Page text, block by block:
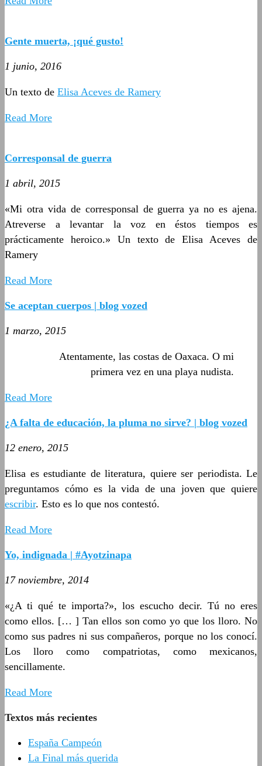
Gente muerta, ¡qué gusto!
1 junio, 2016
Un texto de Elisa Aceves de Ramery
Read More
Corresponsal de guerra
1 abril, 2015
«Mi otra vida de corresponsal de guerra ya no es ajena.
Atreverse a levantar la voz en éstos tiempos es
prácticamente heroico.» Un texto de Elisa Aceves de
Ramery
Read More
Se aceptan cuerpos | blog vozed
1 marzo, 2015
Atentamente, las costas de Oaxaca. O mi
primera vez en una playa nudista.
Read More
¿A falta de educación, la pluma no sirve? | blog vozed
12 enero, 2015
Elisa es estudiante de literatura, quiere ser periodista. Le
preguntamos cómo es la vida de una joven que quiere
escribir. Esto es lo que nos contestó.
Read More
Yo, indignada | #Ayotzinapa
17 noviembre, 2014
«¿A ti qué te importa?», los escucho decir. Tú no eres
como ellos. [… ] Tan ellos son como yo que los lloro. No
como sus padres ni sus compañeros, porque no los conocí.
Los lloro como compatriotas, como mexicanos,
sencillamente.
Read More
Textos más recientes
España Campeón
La Final más querida